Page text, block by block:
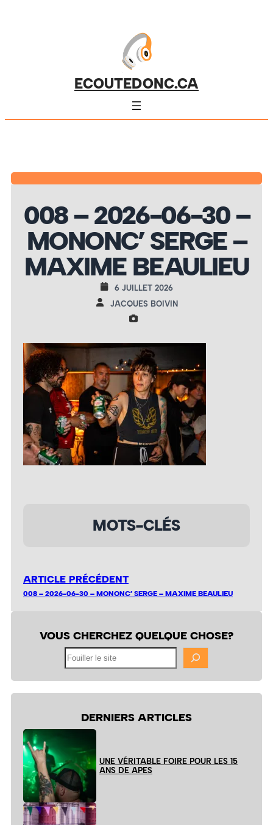
ECOUTEDONC.CA
008 – 2026-06-30 –
MONONC’ SERGE –
MAXIME BEAULIEU
6 JUILLET 2026
JACQUES BOIVIN
MOTS-CLÉS
ARTICLE PRÉCÉDENT
008 – 2026-06-30 – MONONC’ SERGE – MAXIME BEAULIEU
VOUS CHERCHEZ QUELQUE CHOSE?
DERNIERS ARTICLES
UNE VÉRITABLE FOIRE POUR LES 15
ANS DE APES